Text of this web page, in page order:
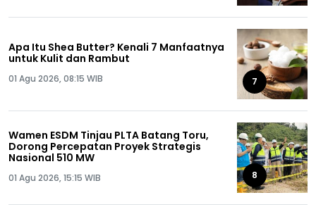
Apa Itu Shea Butter? Kenali 7 Manfaatnya
untuk Kulit dan Rambut
01 Agu 2026, 08:15 WIB 7
Wamen ESDM Tinjau PLTA Batang Toru,
Dorong Percepatan Proyek Strategis
Nasional 510 MW
01 Agu 2026, 15:15 WIB 8